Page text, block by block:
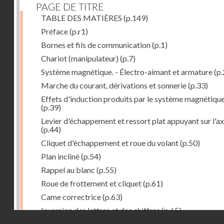
PAGE DE TITRE
TABLE DES MATIÈRES (p.149)
Préface(p.r1)
Bornes et fils de communication(p.1)
Chariot (manipulateur) (p.7)
Système magnétique. - Électro-aimant et armature
Marche du courant, dérivations et sonnerie(p.33)
Effets d'induction produits par le système
(p.39)
Levier d'échappement et ressort plat appuyant sur
(p.44)
Cliquet d'échappement et roue du volant(p.50)
Plan incliné(p.54)
Rappel au blanc (p.55)
Roue de frottement et cliquet(p.61)
Came correctrice(p.63)
Inversion des lettres et des chiffres(p.65)